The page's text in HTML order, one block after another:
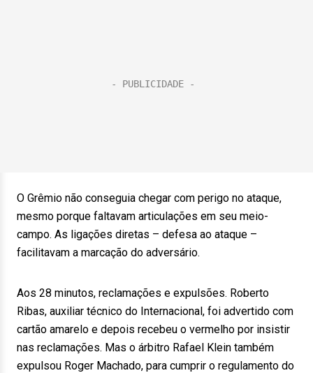
O Grêmio não conseguia chegar com perigo no ataque,
mesmo porque faltavam articulações em seu meio-
campo. As ligações diretas – defesa ao ataque –
facilitavam a marcação do adversário.
Aos 28 minutos, reclamações e expulsões. Roberto
Ribas, auxiliar técnico do Internacional, foi advertido com
cartão amarelo e depois recebeu o vermelho por insistir
nas reclamações. Mas o árbitro Rafael Klein também
expulsou Roger Machado, para cumprir o regulamento do